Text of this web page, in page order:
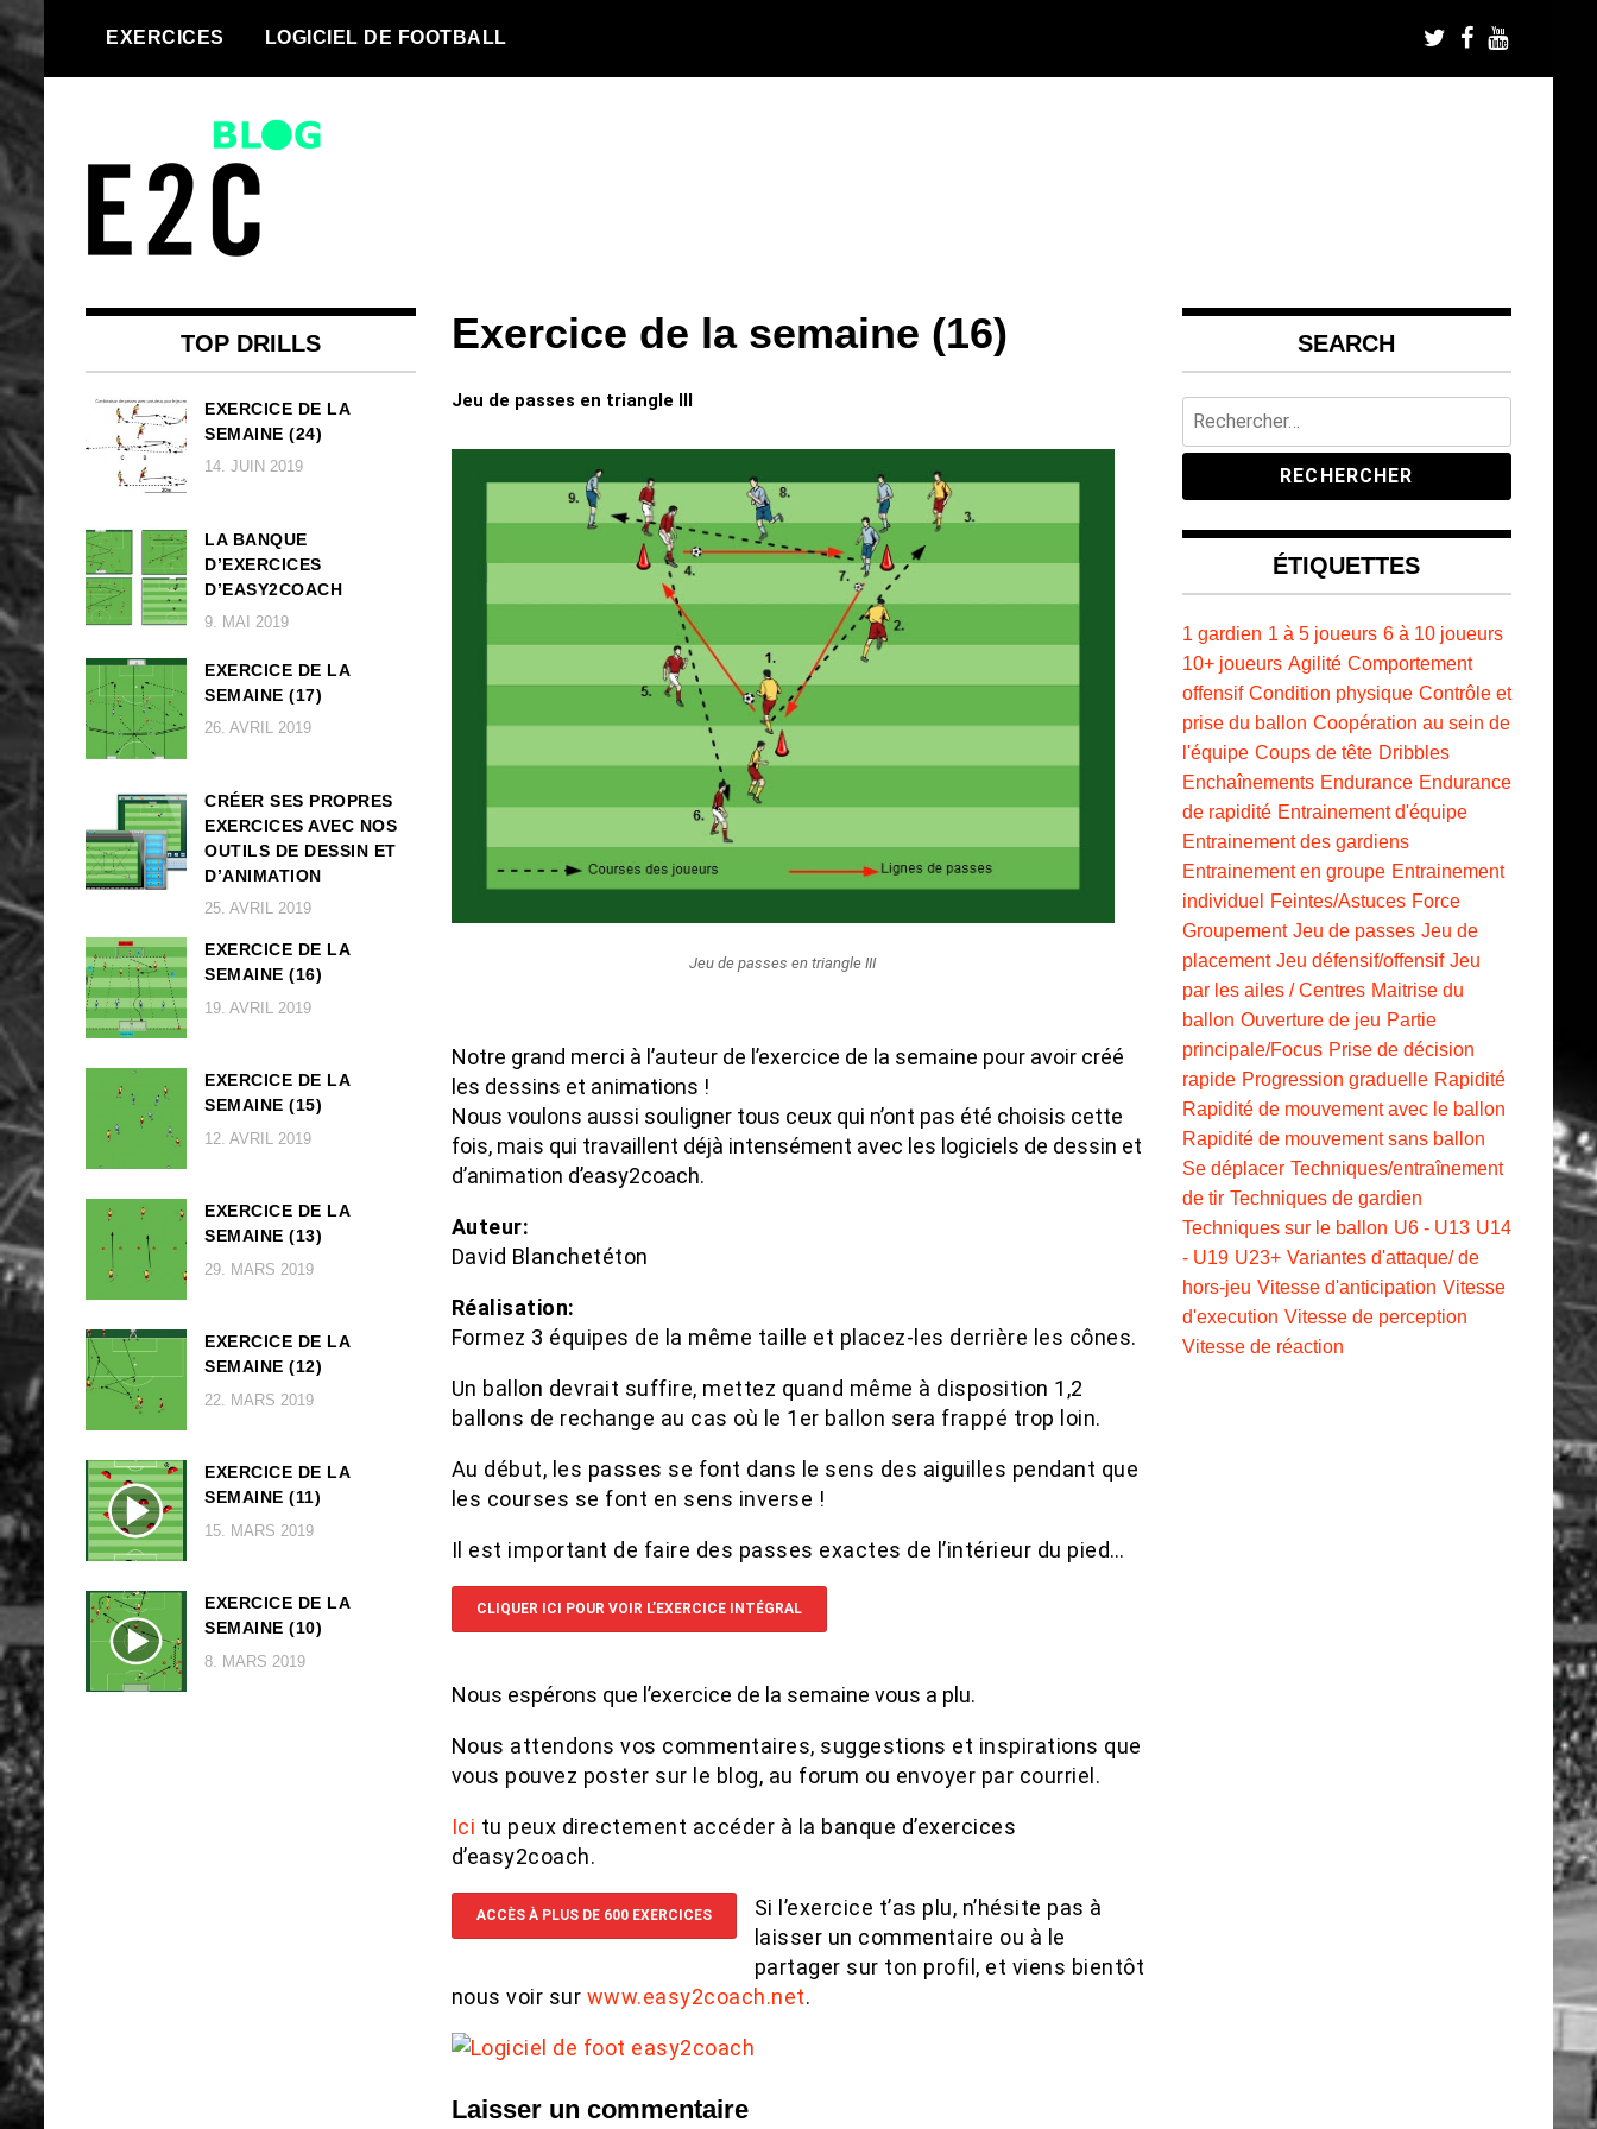
content
EXERCICES LOGICIEL DE FOOTBALL
Top football
drills and
football
software
the next level | Football drills and
football software for every team
Exercice de la semaine (16)
Jeu de passes en triangle III
Jeu de passes en triangle III
Notre grand merci à l’auteur de l’exercice de la semaine pour avoir créé
les dessins et animations !
Nous voulons aussi souligner tous ceux qui n’ont pas été choisis cette
fois, mais qui travaillent déjà intensément avec les logiciels de dessin et
d’animation d’easy2coach.
Auteur:
David Blanchetéton
Réalisation:
Formez 3 équipes de la même taille et placez-les derrière les cônes.
Un ballon devrait suffire, mettez quand même à disposition 1,2
ballons de rechange au cas où le 1er ballon sera frappé trop loin.
Au début, les passes se font dans le sens des aiguilles pendant que
les courses se font en sens inverse !
Il est important de faire des passes exactes de l’intérieur du pied…
CLIQUER ICI POUR VOIR L’EXERCICE INTÉGRAL
Nous espérons que l’exercice de la semaine vous a plu.
Nous attendons vos commentaires, suggestions et inspirations que
vous pouvez poster sur le blog, au forum ou envoyer par courriel.
Ici tu peux directement accéder à la banque d’exercices
d’easy2coach.
ACCÈS À PLUS DE 600 EXERCICES
Si l’exercice t’as plu, n’hésite pas à
laisser un commentaire ou à le
partager sur ton profil, et viens bientôt
nous voir sur www.easy2coach.net.
Laisser un commentaire
TOP DRILLS
EXERCICE DE LA
SEMAINE (24)
14. JUIN 2019
LA BANQUE
D’EXERCICES
D’EASY2COACH
9. MAI 2019
EXERCICE DE LA
SEMAINE (17)
26. AVRIL 2019
CRÉER SES PROPRES
EXERCICES AVEC NOS
OUTILS DE DESSIN ET
D’ANIMATION
25. AVRIL 2019
EXERCICE DE LA
SEMAINE (16)
19. AVRIL 2019
EXERCICE DE LA
SEMAINE (15)
12. AVRIL 2019
EXERCICE DE LA
SEMAINE (13)
29. MARS 2019
EXERCICE DE LA
SEMAINE (12)
22. MARS 2019
EXERCICE DE LA
SEMAINE (11)
15. MARS 2019
EXERCICE DE LA
SEMAINE (10)
8. MARS 2019
SEARCH
Rechercher :
ÉTIQUETTES
1 gardien 1 à 5 joueurs 6 à 10 joueurs
10+ joueurs Agilité Comportement
offensif Condition physique Contrôle et
prise du ballon Coopération au sein de
l'équipe Coups de tête Dribbles
Enchaînements Endurance Endurance
de rapidité Entrainement d'équipe
Entrainement des gardiens
Entrainement en groupe Entrainement
individuel Feintes/Astuces Force
Groupement Jeu de passes Jeu de
placement Jeu défensif/offensif Jeu
par les ailes / Centres Maitrise du
ballon Ouverture de jeu Partie
principale/Focus Prise de décision
rapide Progression graduelle Rapidité
Rapidité de mouvement avec le ballon
Rapidité de mouvement sans ballon
Se déplacer Techniques/entraînement
de tir Techniques de gardien
Techniques sur le ballon U6 - U13 U14
- U19 U23+ Variantes d'attaque/ de
hors-jeu Vitesse d'anticipation Vitesse
d'execution Vitesse de perception
Vitesse de réaction